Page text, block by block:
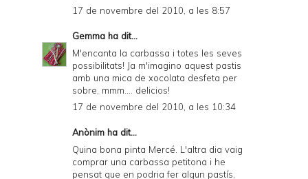
17 de novembre del 2010, a les 8:57
Gemma ha dit...
M'encanta la carbassa i totes les seves
possibilitats! Ja m'imagino aquest pastis
amb una mica de xocolata desfeta per
sobre, mmm.... delicios!
17 de novembre del 2010, a les 10:34
Anònim ha dit...
Quina bona pinta Mercé. L'altra dia vaig
comprar una carbassa petitona i he
pensat que en podria fer algun pastís,